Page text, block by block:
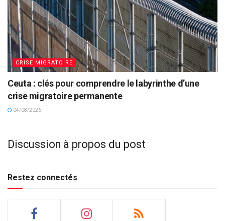
CRISE MIGRATOIRE
Ceuta : clés pour comprendre le labyrinthe d’une
crise migratoire permanente
04/08/2026
Discussion à propos du post
Restez connectés